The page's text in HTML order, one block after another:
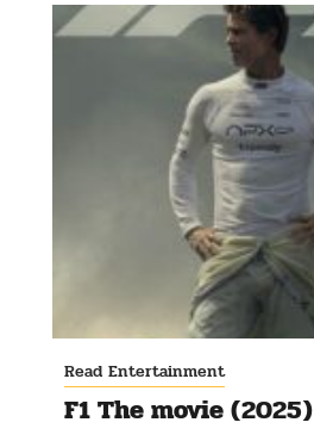
Read Entertainment
F1 The movie (2025)